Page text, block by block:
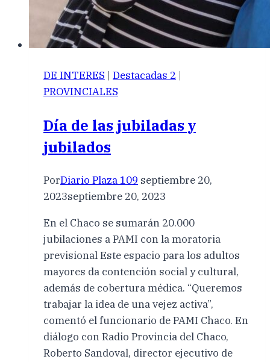
DE INTERES | Destacadas 2 |
PROVINCIALES
Día de las jubiladas y
jubilados
PorDiario Plaza 109 septiembre 20,
2023septiembre 20, 2023
En el Chaco se sumarán 20.000
jubilaciones a PAMI con la moratoria
previsional Este espacio para los adultos
mayores da contención social y cultural,
además de cobertura médica. “Queremos
trabajar la idea de una vejez activa”,
comentó el funcionario de PAMI Chaco. En
diálogo con Radio Provincia del Chaco,
Roberto Sandoval, director ejecutivo de